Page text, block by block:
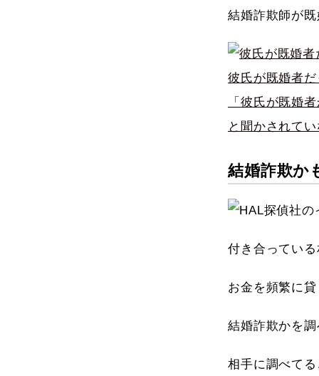
結婚詐欺師が
彼氏が既婚者
「彼氏が既婚
と聞かされて
結婚詐欺か
付き合ってい
お金を頻繁に
結婚詐欺かを
相手に調べて